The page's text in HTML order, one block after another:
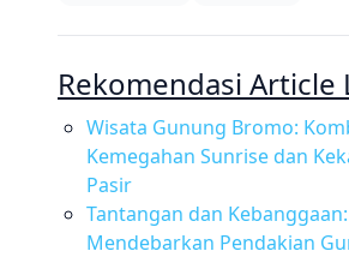
Rekomendasi Article
Wisata Gunung Bromo:
Kemegahan Sunrise dan
Pasir
Tantangan dan
Mendebarkan Pendakian